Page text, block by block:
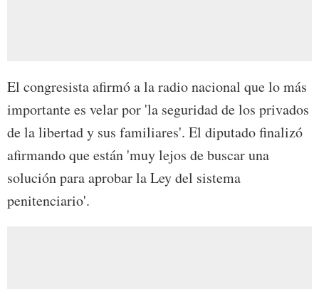
El congresista afirmó a la radio nacional que lo más
importante es velar por 'la seguridad de los privados
de la libertad y sus familiares'. El diputado finalizó
afirmando que están 'muy lejos de buscar una
solución para aprobar la Ley del sistema
penitenciario'.